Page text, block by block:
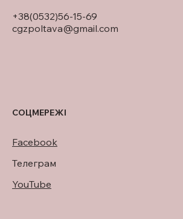
+38(0532)56-15-69
cgzpoltava@gmail.com
СОЦМЕРЕЖІ
Facebook
Телеграм
YouTube